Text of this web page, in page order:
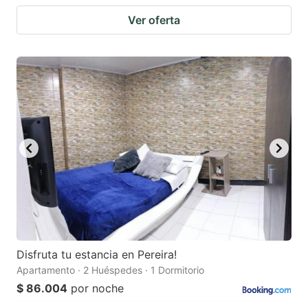
Ver oferta
Disfruta tu estancia en Pereira!
Apartamento · 2 Huéspedes · 1 Dormitorio
$ 86.004 por noche